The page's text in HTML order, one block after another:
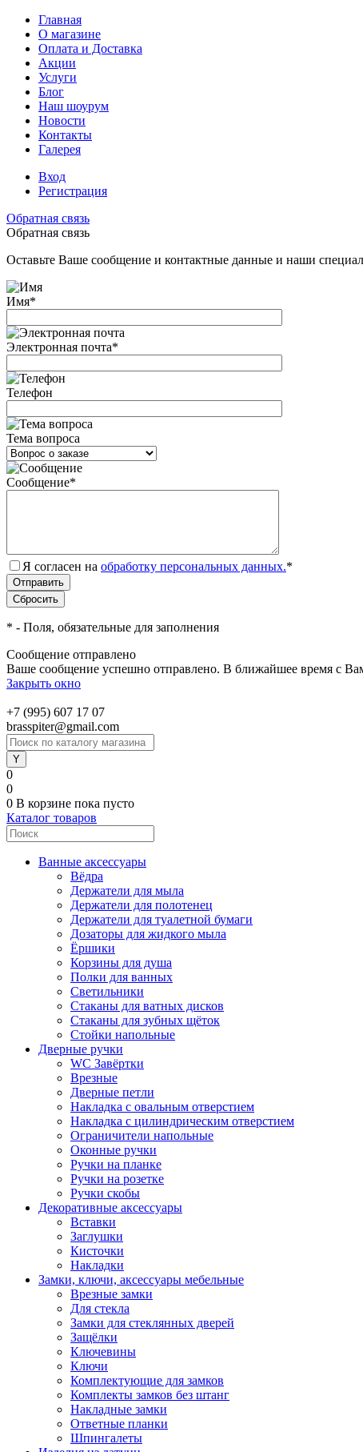
Главная
О магазине
Оплата и Доставка
Акции
Услуги
Блог
Наш шоурум
Новости
Контакты
Галерея
Вход
Регистрация
Обратная связь
Обратная связь
Оставьте Ваше сообщение и контактные данные и наши
Имя*
Электронная почта*
Телефон
Тема вопроса
Сообщение*
Я согласен на обработку персональных данных.*
* - Поля, обязательные для заполнения
Сообщение отправлено
Ваше сообщение успешно отправлено. В ближайшее время с
Закрыть окно
+7 (995) 607 17 07
brasspiter@gmail.com
0
0
0 В корзине пока пусто
Каталог товаров
Ванные аксессуары
Вёдра
Держатели для мыла
Держатели для полотенец
Держатели для туалетной бумаги
Дозаторы для жидкого мыла
Ёршики
Корзины для душа
Полки для ванных
Светильники
Стаканы для ватных дисков
Стаканы для зубных щёток
Стойки напольные
Дверные ручки
WC Завёртки
Врезные
Дверные петли
Накладка с овальным отверстием
Накладка с цилиндрическим отверстием
Ограничители напольные
Оконные ручки
Ручки на планке
Ручки на розетке
Ручки скобы
Декоративные аксессуары
Вставки
Заглушки
Кисточки
Накладки
Замки, ключи, аксессуары мебельные
Врезные замки
Для стекла
Замки для стеклянных дверей
Защёлки
Ключевины
Ключи
Комплектующие для замков
Комплекты замков без штанг
Накладные замки
Ответные планки
Шпингалеты